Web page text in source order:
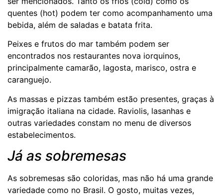
quentes (hot) podem ter como acompanhamento uma
bebida, além de saladas e batata frita.
Peixes e frutos do mar também podem ser
encontrados nos restaurantes nova iorquinos,
principalmente camarão, lagosta, marisco, ostra e
caranguejo.
As massas e pizzas também estão presentes, graças à
imigração italiana na cidade. Raviolis, lasanhas e
outras variedades constam no menu de diversos
estabelecimentos.
Já as sobremesas
As sobremesas são coloridas, mas não há uma grande
variedade como no Brasil. O gosto, muitas vezes,